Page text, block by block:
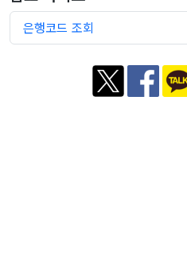
은행코드 조회